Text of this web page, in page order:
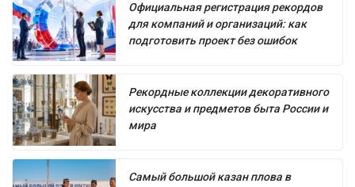
Официальная регистрация рекордов
для компаний и организаций: как
подготовить проект без ошибок
Рекордные коллекции декоративного
искусства и предметов быта России и
мира
Самый большой казан плова в